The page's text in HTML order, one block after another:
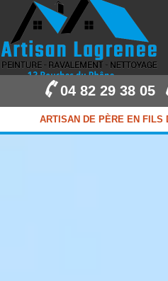
04 82 29 38 05
ARTISAN DE PÈRE EN FILS